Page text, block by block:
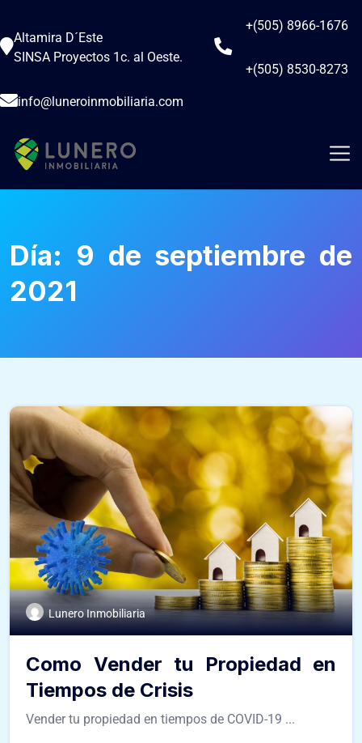
Altamira D´Este
SINSA Proyectos 1c. al Oeste.
+(505) 8966-1676
+(505) 8530-8273
info@luneroinmobiliaria.com
Día: 9 de septiembre de
2021
Lunero Inmobiliaria
Como Vender tu Propiedad en
Tiempos de Crisis
Vender tu propiedad en tiempos de COVID-19 ...